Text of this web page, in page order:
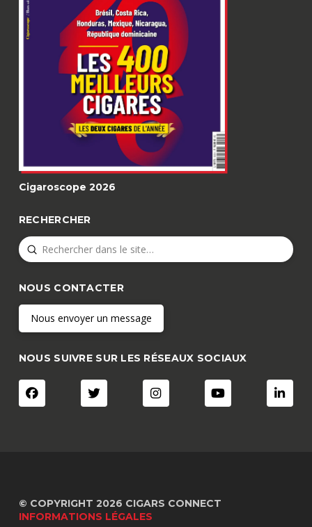
Cigaroscope 2026
RECHERCHER
Search
Submit
NOUS CONTACTER
Nous envoyer un message
NOUS SUIVRE SUR LES RÉSEAUX SOCIAUX
© COPYRIGHT 2026 CIGARS CONNECT
INFORMATIONS LÉGALES